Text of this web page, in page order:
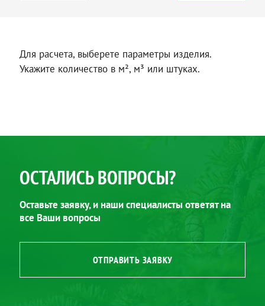
Для расчета, выберете параметры изделия.
Укажите количество в м², м³ или штуках.
ОСТАЛИСЬ ВОПРОСЫ?
Оставьте заявку, и наши специалисты ответят на
все Ваши вопросы
ОТПРАВИТЬ ЗАЯВКУ